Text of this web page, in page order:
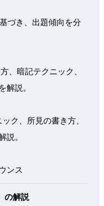
づき、出題傾向を分
、暗記テクニック、
解説。
ク、所見の書き方、
説。
ンス
の解説